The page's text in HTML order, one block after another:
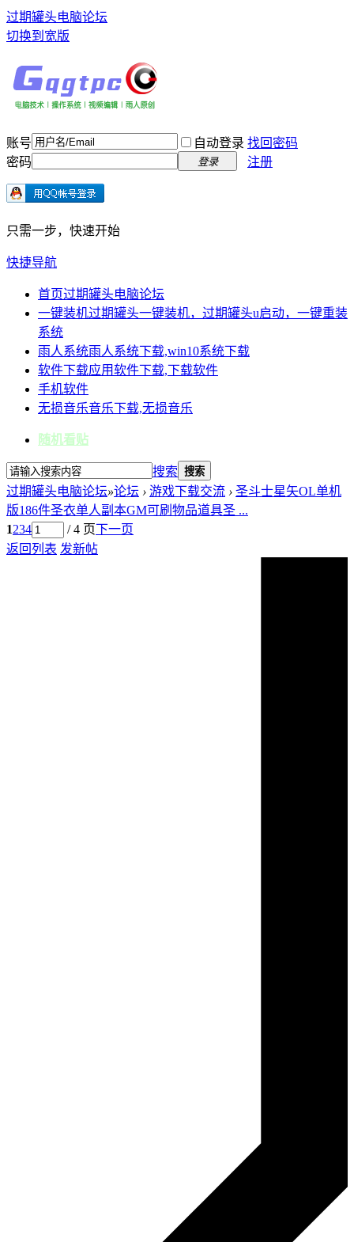
过期罐头电脑论坛
切换到宽版
账号 自动登录 找回密码
密码
登录 注册
只需一步，快速开始
快捷导航
首页过期罐头电脑论坛
一键装机过期罐头一键装机，过期罐头u启动，一键重装
系统
雨人系统雨人系统下载,win10系统下载
软件下载应用软件下载,下载软件
手机软件
无损音乐音乐下载,无损音乐
随机看贴
搜索 搜索
过期罐头电脑论坛»论坛 › 游戏下载交流 › 圣斗士星矢OL单机
版186件圣衣单人副本GM可刷物品道具圣 ...
1234 / 4 页下一页
返回列表 发新帖